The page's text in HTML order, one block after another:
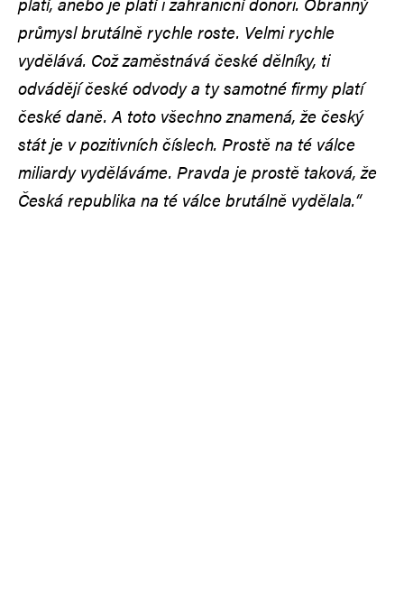
průmysl brutálně rychle roste. Velmi rychle
vydělává. Což zaměstnává české dělníky, ti
odvádějí české odvody a ty samotné firmy platí
české daně. A toto všechno znamená, že český
stát je v pozitivních číslech. Prostě na té válce
miliardy vyděláváme. Pravda je prostě taková, že
Česká republika na té válce brutálně vydělala.“